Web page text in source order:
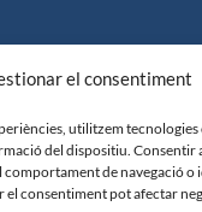
el consentiment
utilitzem tecnologies
del dispositiu. Consentir
de navegació o
consentiment pot afectar